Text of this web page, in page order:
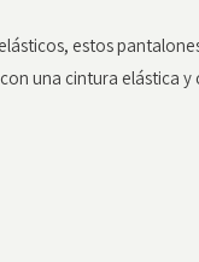
estos
una cintura elástica